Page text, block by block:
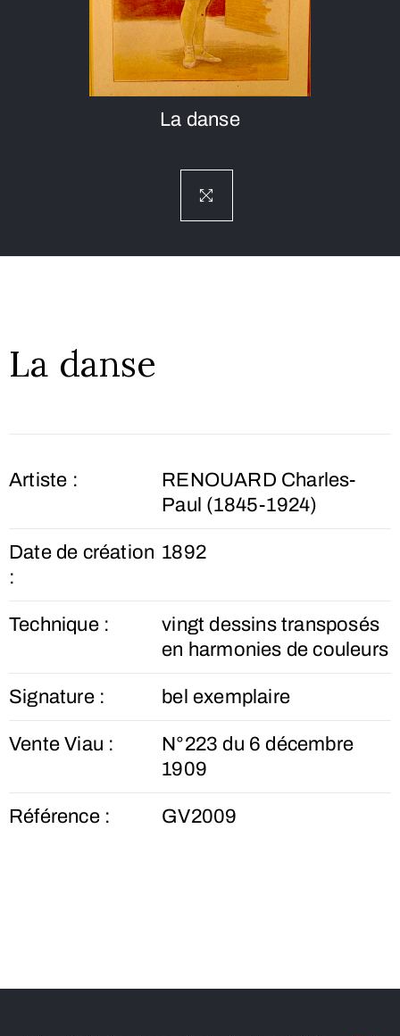
La danse
La danse
Artiste :
RENOUARD Charles-
Paul (1845-1924)
Date de création
:
1892
Technique :
vingt dessins transposés
en harmonies de couleurs
Signature : bel exemplaire
Vente Viau :
N°223 du 6 décembre
1909
Référence : GV2009